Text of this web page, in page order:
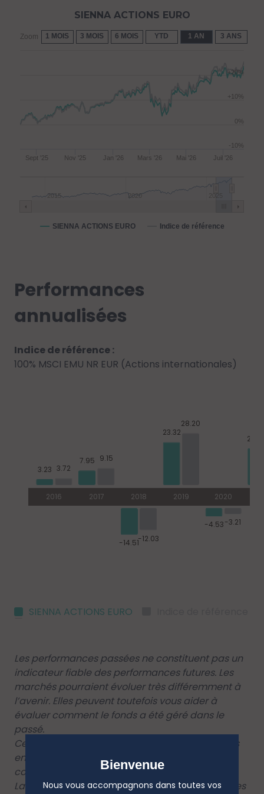
Zoom 1 MOIS 3 MOIS 6 MOIS YTD 1 AN 3 ANS
SIENNA ACTIONS EURO
SIENNA ACTIONS EURO Indice de référence
Sept '25 Nov '25 Jan '26 Mars '26 Mai '26 Juil '26
2015 2020
-10%
0%
+10%
+20%
Performances
annualisées
Indice de référence :
100% MSCI EMU NR EUR (Actions internationales)
SIENNA ACTIONS EURO
Les performances passées ne constituent pas un
indicateur fiable des performances futures. Les
marchés pourraient évoluer très différemment à
l’avenir. Elles peuvent toutefois vous aider à
évaluer comment le fonds a été géré dans le
passé.
Ce diagramme affiche la performance du fonds
en pourcentage de perte ou de gain par an au
cours des 10 dernières années.
La performance est affichée après déduction des
Bienvenue
Nous vous accompagnons dans toutes vos